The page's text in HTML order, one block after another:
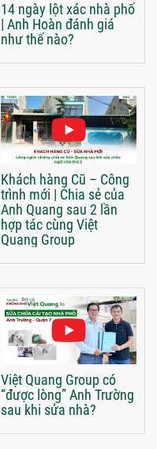
14 ngày lột xác nhà phố
| Anh Hoàn đánh giá
như thế nào?
Khách hàng Cũ – Công
trình mới | Chia sẻ của
Anh Quang sau 2 lần
hợp tác cùng Việt
Quang Group
Việt Quang Group có
“được lòng” Anh Trường
sau khi sửa nhà?